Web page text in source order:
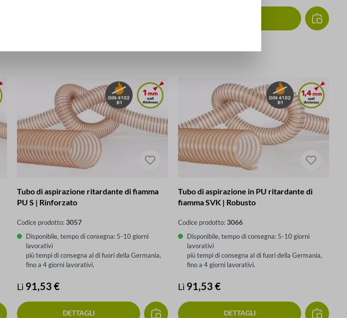
Tubo di aspirazione ritardante di fiamma
PU S | Rinforzato
Codice prodotto:3057
Disponibile, tempo di consegna: 5-10 giorni
lavorativi
più tempi di consegna al di fuori della Germania,
fino a 4 giorni lavorativi.
Prezzo normale:
Lì 91,53 €
DETTAGLI
Tubo di aspirazione in PU ritardante di
fiamma SVK | Robusto
Codice prodotto:3066
Disponibile, tempo di consegna: 5-10 giorni
lavorativi
più tempi di consegna al di fuori della Germania,
fino a 4 giorni lavorativi.
Prezzo normale:
Lì 91,53 €
DETTAGLI